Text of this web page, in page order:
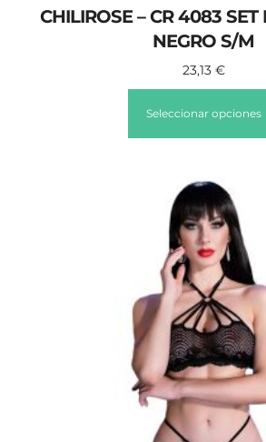
CHILIROSE – CR 4083 SET
NEGRO S/M
23,13 €
Seleccionar opciones